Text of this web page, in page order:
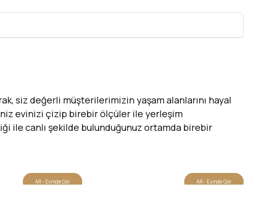
siz değerli müşterilerimizin yaşam alanlarını hayal
evinizi çizip birebir ölçüler ile yerleşim
ile canlı şekilde bulunduğunuz ortamda birebir
AR - Evinde Gör AR - Evinde Gör